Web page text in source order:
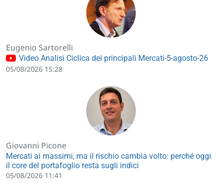
Eugenio Sartorelli
Video Analisi Ciclica dei principali Mercati-5-agosto-26
05/08/2026 15:28
Giovanni Picone
Mercati ai massimi, ma il rischio cambia volto: perché oggi
il core del portafoglio resta sugli indici
05/08/2026 11:41